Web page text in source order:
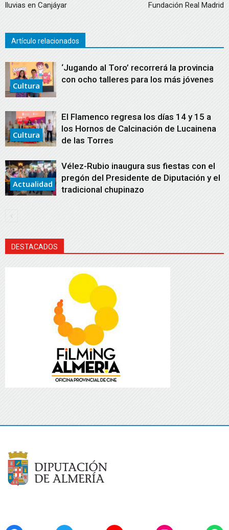
lluvias en Canjáyar
Fundación Real Madrid
Artículo relacionados
Cultura
‘Jugando al Toro’ recorrerá la provincia
con ocho talleres para los más jóvenes
Cultura
El Flamenco regresa los días 14 y 15 a
los Hornos de Calcinación de Lucainena
de las Torres
Actualidad
Vélez-Rubio inaugura sus fiestas con el
pregón del Presidente de Diputación y el
tradicional chupinazo
DESTACADOS